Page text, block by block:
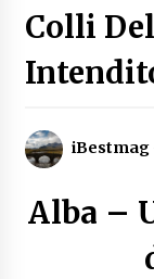
Colli
iBestmag
Alba –